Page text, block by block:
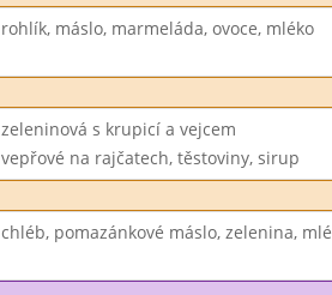
rohlík, máslo, marmeláda, ovoce, mléko
zeleninová s krupicí a vejcem
vepřové na rajčatech, těstoviny, sirup
chléb, pomazánkové máslo, zelenina,